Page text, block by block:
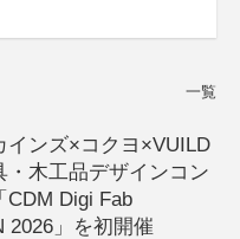
一覧
インズ×コクヨ×VUILD
・木工品デザインコン
CDM Digi Fab
2026」を初開催